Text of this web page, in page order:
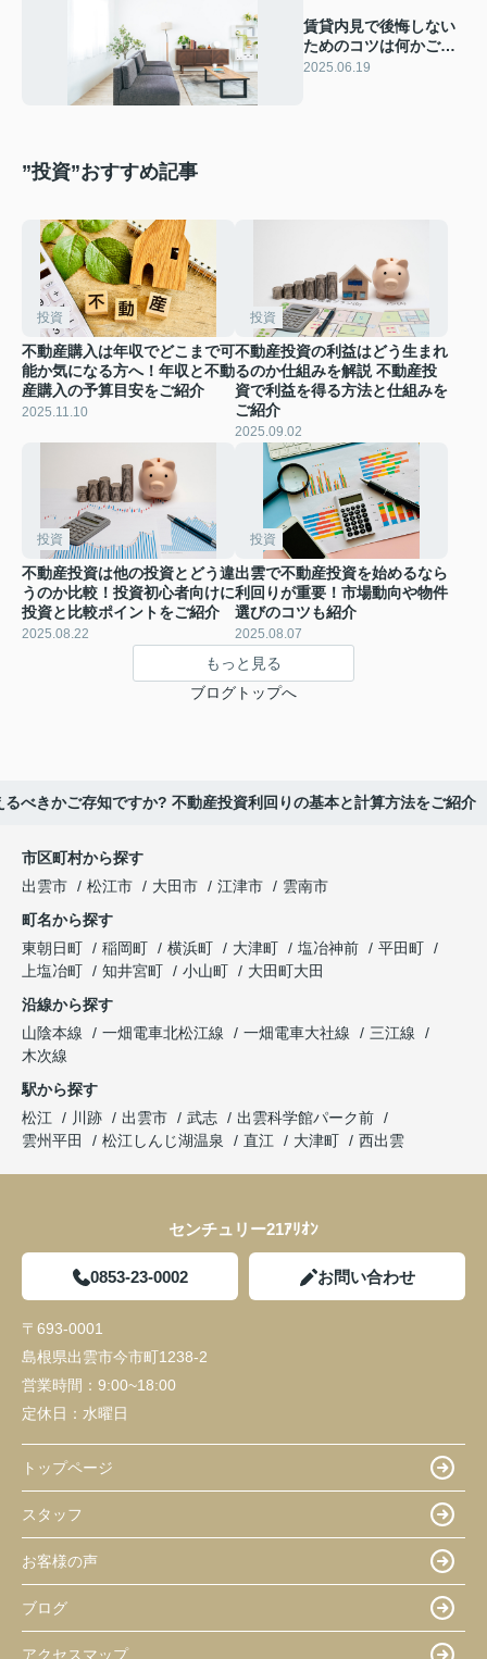
賃貸内見で後悔しない
ためのコツは何かご存
じですか 賃貸内見のポ
2025.06.19
”投資”おすすめ記事
投資
不動産購入は年収でどこまで可
能か気になる方へ！年収と不動
産購入の予算目安をご紹介
2025.11.10
投資
不動産投資の利益はどう生まれ
るのか仕組みを解説 不動産投
資で利益を得る方法と仕組みを
ご紹介
2025.09.02
投資
不動産投資は他の投資とどう違
うのか比較！投資初心者向けに
投資と比較ポイントをご紹介
2025.08.22
投資
出雲で不動産投資を始めるなら
利回りが重要！市場動向や物件
選びのコツも紹介
2025.08.07
もっと見る
ブログトップへ
べきかご存知ですか? 不動産投資利回りの基本と計算方法をご紹介
市区町村から探す
出雲市
松江市 大田市 江津市
雲南市
町名から探す
東朝日町
稲岡町 横浜町 大津町 塩冶神前
平田町
上塩冶町
知井宮町 小山町
大田町大田
沿線から探す
山陰本線
一畑電車北松江線 一畑電車大社線
三江線
木次線
駅から探す
松江
川跡 出雲市 武志
出雲科学館パーク前
雲州平田
松江しんじ湖温泉 直江 大津町 西出雲
センチュリー21ｱﾘｵﾝ
0853-23-0002 お問い合わせ
〒693-0001
島根県出雲市今市町1238-2
営業時間： 9:00~18:00
定休日： 水曜日
トップページ
スタッフ
お客様の声
ブログ
アクセスマップ